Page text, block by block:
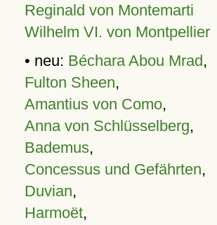
Reginald von Montemarti
Wilhelm VI. von Montpellier
• neu: Béchara Abou Mrad,
Fulton Sheen,
Amantius von Como,
Anna von Schlüsselberg,
Bademus,
Concessus und Gefährten,
Duvian,
Harmoët,